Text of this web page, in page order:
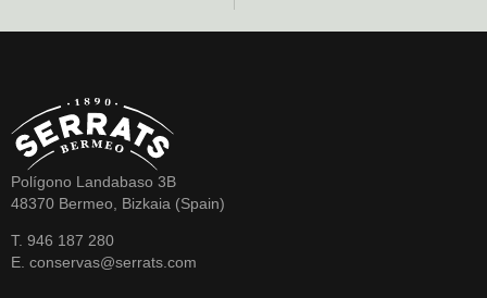
Polígono Landabaso 3B
48370 Bermeo, Bizkaia (Spain)
T. 946 187 280
E. conservas@serrats.com